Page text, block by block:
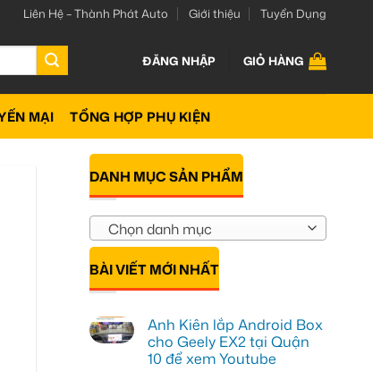
Liên Hệ – Thành Phát Auto Giới thiệu Tuyển Dụng
ĐĂNG NHẬP GIỎ HÀNG
MẠI TỔNG HỢP PHỤ KIỆN
DANH MỤC SẢN PHẨM
Chọn danh mục
BÀI VIẾT MỚI NHẤT
Anh Kiên lắp Android Box
cho Geely EX2 tại Quận
10 để xem Youtube